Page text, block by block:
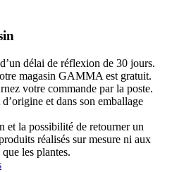
délai de réflexion de 30 jours.
magasin GAMMA est gratuit.
votre commande par la poste.
et dans son emballage
et la possibilité de retourner un
réalisés sur mesure ni aux
les plantes.